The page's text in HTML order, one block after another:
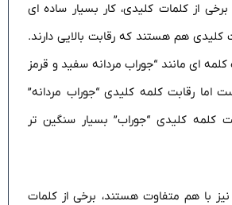
از کلمات کلیدی، کار بسیار ساده ای
کلیدی هم هستند که رقابت بالایی دارند.
ای مانند “جوراب مردانه سفید و قرمز
اما رقابت کلمه کلیدی “جوراب مردانه”
کلمه کلیدی “جوراب” بسیار سنگین تر
با هم متفاوت هستند، برخی از کلمات